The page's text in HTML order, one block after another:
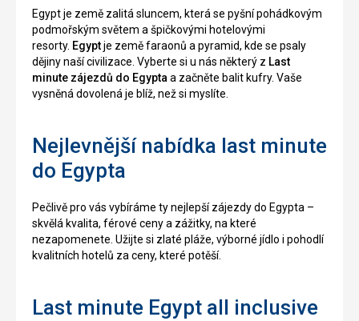
Egypt je země zalitá sluncem, která se pyšní pohádkovým
podmořským světem a špičkovými hotelovými
resorty. Egyptje země faraonů a pyramid, kde se psaly
dějiny naší civilizace. Vyberte si u nás některý z Last
minute zájezdů do Egypta a začněte balit kufry. Vaše
vysněná dovolená je blíž, než si myslíte.
Nejlevnější nabídka last minute
do Egypta
Pečlivě pro vás vybíráme ty nejlepší zájezdy do Egypta –
skvělá kvalita, férové ceny a zážitky, na které
nezapomenete. Užijte si zlaté pláže, výborné jídlo i pohodlí
kvalitních hotelů za ceny, které potěší.
Last minute Egypt all inclusive